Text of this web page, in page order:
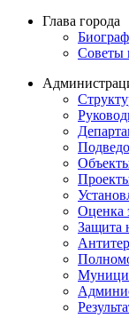
Глава города
Советы
Оценка
Защита